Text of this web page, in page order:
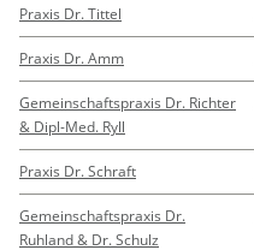
Praxis Dr. Tittel
Praxis Dr. Amm
Gemeinschaftspraxis Dr. Richter
& Dipl-Med. Ryll
Praxis Dr. Schraft
Gemeinschaftspraxis Dr.
Ruhland & Dr. Schulz